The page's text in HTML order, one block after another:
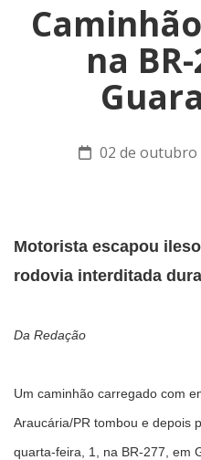
na
02 de outubro
Motorista escapou
rodovia interditada
Da Redação
Um caminhão carregado com
Araucária/PR tombou e depois
quarta-feira, 1, na BR-277, em